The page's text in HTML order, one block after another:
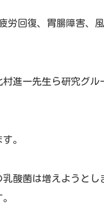
労回復、胃腸障害、
進一先生ら研究グル
。
酸菌は増えようとし